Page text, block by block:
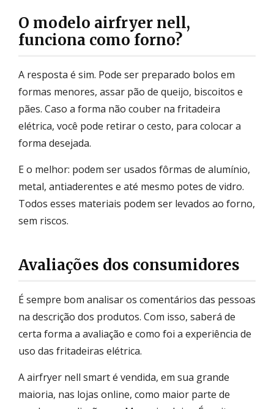
O modelo airfryer nell,
funciona como forno?
A resposta é sim. Pode ser preparado bolos em
formas menores, assar pão de queijo, biscoitos e
pães. Caso a forma não couber na fritadeira
elétrica, você pode retirar o cesto, para colocar a
forma desejada.
E o melhor: podem ser usados fôrmas de alumínio,
metal, antiaderentes e até mesmo potes de vidro.
Todos esses materiais podem ser levados ao forno,
sem riscos.
Avaliações dos consumidores
É sempre bom analisar os comentários das pessoas
na descrição dos produtos. Com isso, saberá de
certa forma a avaliação e como foi a experiência de
uso das fritadeiras elétrica.
A airfryer nell smart é vendida, em sua grande
maioria, nas lojas online, como maior parte de